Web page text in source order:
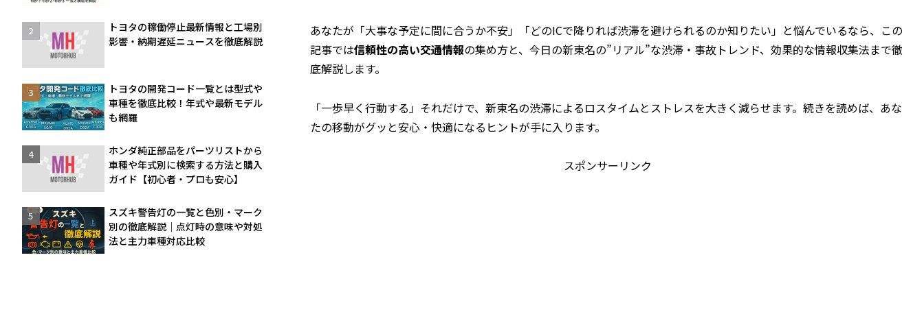
あなたが「大事な予定に間に合うか不安」「どのICで降りれば渋滞を避けられるのか知りたい」と悩んでいるなら、この
記事では信頼性の高い交通情報の集め方と、今日の新東名の”リアル”な渋滞・事故トレンド、効果的な情報収集法まで徹
底解説します。
「一歩早く行動する」――それだけで、新東名の渋滞によるロスタイムとストレスを大きく減らせます。続きを読めば、あな
たの移動がグッと安心・快適になるヒントが手に入ります。
スポンサーリンク
トヨタの稼働停止最新情報と工場別
影響・納期遅延ニュースを徹底解説
トヨタの開発コード一覧とは型式や
車種を徹底比較！年式や最新モデル
も網羅
ホンダ純正部品をパーツリストから
車種や年式別に検索する方法と購入
ガイド【初心者・プロも安心】
スズキ警告灯の一覧と色別・マーク
別の徹底解説｜点灯時の意味や対処
法と主力車種対応比較